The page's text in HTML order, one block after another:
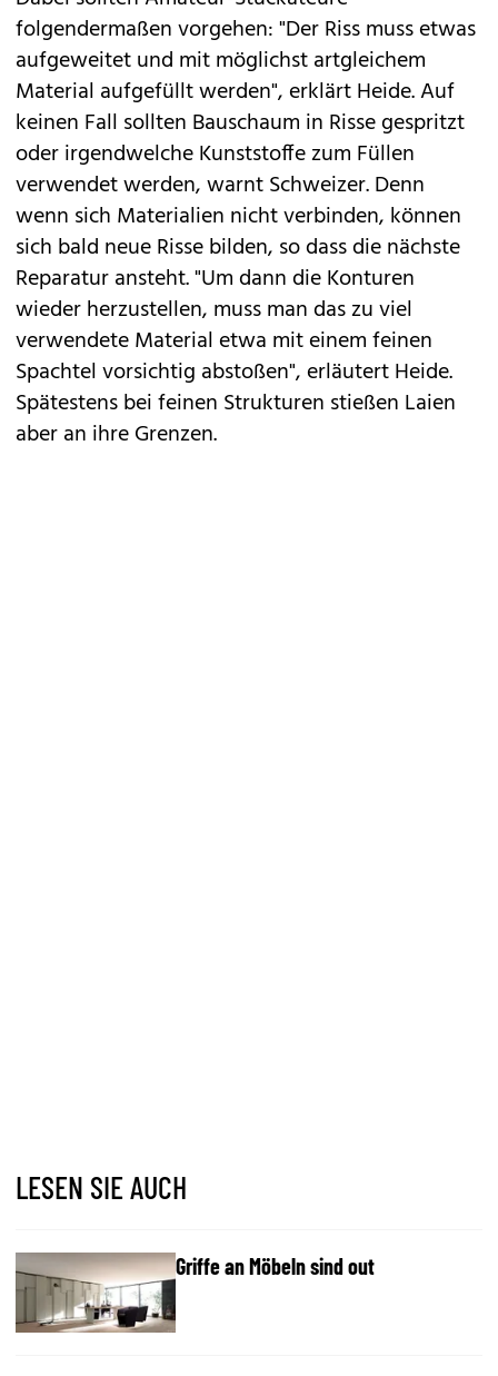
folgendermaßen vorgehen: "Der Riss muss etwas
aufgeweitet und mit möglichst artgleichem
Material aufgefüllt werden", erklärt Heide. Auf
keinen Fall sollten Bauschaum in Risse gespritzt
oder irgendwelche Kunststoffe zum Füllen
verwendet werden, warnt Schweizer. Denn
wenn sich Materialien nicht verbinden, können
sich bald neue Risse bilden, so dass die nächste
Reparatur ansteht. "Um dann die Konturen
wieder herzustellen, muss man das zu viel
verwendete Material etwa mit einem feinen
Spachtel vorsichtig abstoßen", erläutert Heide.
Spätestens bei feinen Strukturen stießen Laien
aber an ihre Grenzen.
LESEN SIE AUCH
Griffe an Möbeln sind out